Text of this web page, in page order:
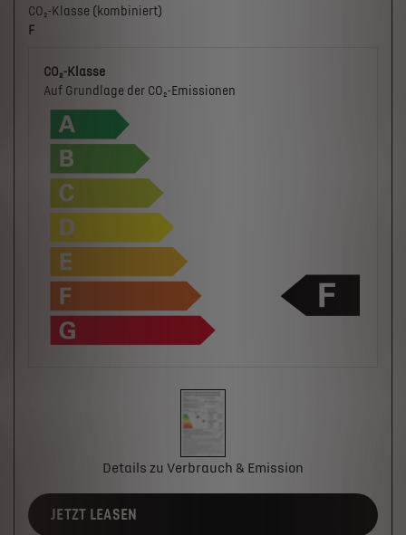
CO₂-Klasse (kombiniert)
F
CO₂-Klasse
Auf Grundlage der CO₂-Emissionen
Details zu Verbrauch & Emission
JETZT LEASEN